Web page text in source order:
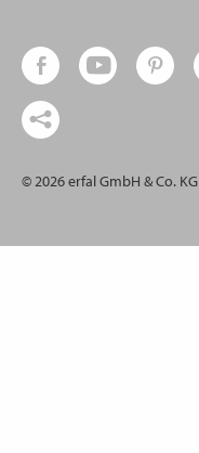
© 2026 erfal GmbH & Co. KG